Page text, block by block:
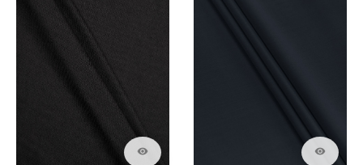
visibility visibility